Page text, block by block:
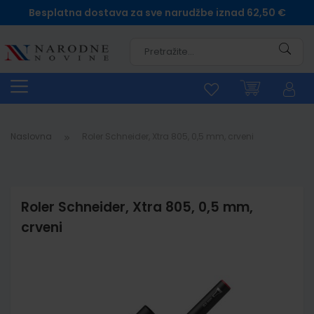
Besplatna dostava za sve narudžbe iznad 62,50 €
Naslovna
Roler Schneider, Xtra 805, 0,5 mm,
crveni